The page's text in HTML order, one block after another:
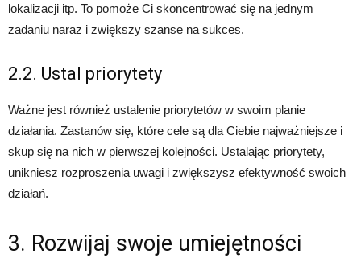
lokalizacji itp. To pomoże Ci skoncentrować się na jednym
zadaniu naraz i zwiększy szanse na sukces.
2.2. Ustal priorytety
Ważne jest również ustalenie priorytetów w swoim planie
działania. Zastanów się, które cele są dla Ciebie najważniejsze i
skup się na nich w pierwszej kolejności. Ustalając priorytety,
unikniesz rozproszenia uwagi i zwiększysz efektywność swoich
działań.
3. Rozwijaj swoje umiejętności